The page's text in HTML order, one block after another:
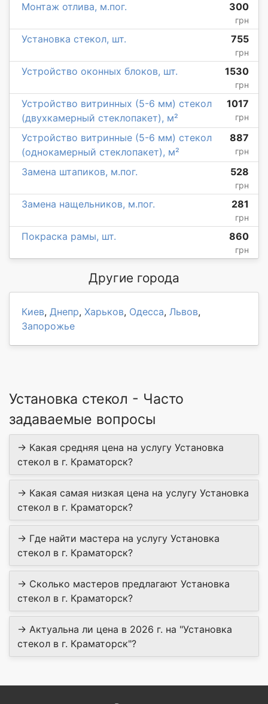
Монтаж отлива, м.пог. 300
грн
Установка стекол, шт. 755
грн
Устройство оконных блоков, шт. 1530
грн
Устройство витринных (5-6 мм) стекол
(двухкамерный стеклопакет), м²
1017
грн
Устройство витринные (5-6 мм) стекол
(однокамерный стеклопакет), м²
887
грн
Замена штапиков, м.пог. 528
грн
Замена нащельников, м.пог. 281
грн
Покраска рамы, шт. 860
грн
Другие города
Киев, Днепр, Харьков, Одесса, Львов,
Запорожье
Установка стекол - Часто
задаваемые вопросы
→ Какая средняя цена на услугу Установка
стекол в г. Краматорск?
→ Какая самая низкая цена на услугу Установка
стекол в г. Краматорск?
→ Где найти мастера на услугу Установка
стекол в г. Краматорск?
→ Сколько мастеров предлагают Установка
стекол в г. Краматорск?
→ Актуальна ли цена в 2026 г. на "Установка
стекол в г. Краматорск"?